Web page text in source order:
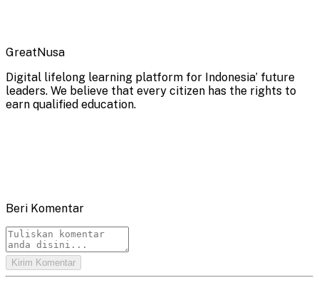
GreatNusa
Digital lifelong learning platform for Indonesia’ future
leaders. We believe that every citizen has the rights to
earn qualified education.
Beri Komentar
Kirim Komentar